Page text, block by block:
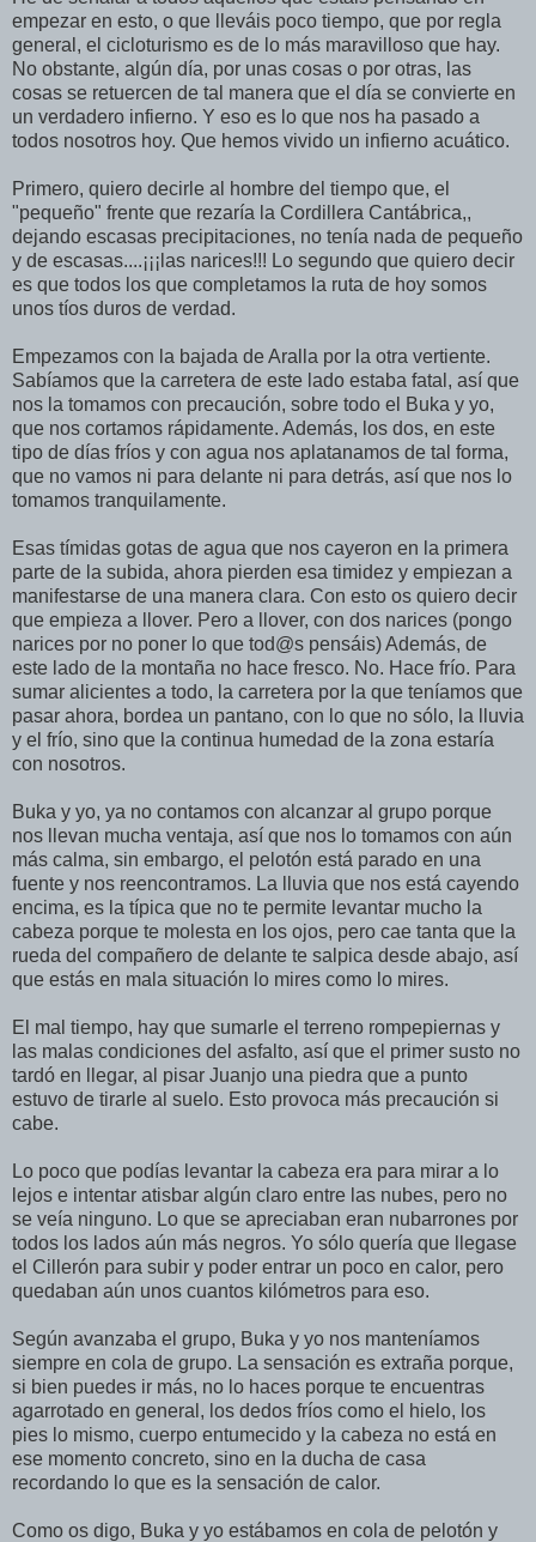
empezar en esto, o que lleváis poco tiempo, que por regla
general, el cicloturismo es de lo más maravilloso que hay.
No obstante, algún día, por unas cosas o por otras, las
cosas se retuercen de tal manera que el día se convierte en
un verdadero infierno. Y eso es lo que nos ha pasado a
todos nosotros hoy. Que hemos vivido un infierno acuático.
Primero, quiero decirle al hombre del tiempo que, el
"pequeño" frente que rezaría la Cordillera Cantábrica,,
dejando escasas precipitaciones, no tenía nada de pequeño
y de escasas....¡¡¡las narices!!! Lo segundo que quiero decir
es que todos los que completamos la ruta de hoy somos
unos tíos duros de verdad.
Empezamos con la bajada de Aralla por la otra vertiente.
Sabíamos que la carretera de este lado estaba fatal, así que
nos la tomamos con precaución, sobre todo el Buka y yo,
que nos cortamos rápidamente. Además, los dos, en este
tipo de días fríos y con agua nos aplatanamos de tal forma,
que no vamos ni para delante ni para detrás, así que nos lo
tomamos tranquilamente.
Esas tímidas gotas de agua que nos cayeron en la primera
parte de la subida, ahora pierden esa timidez y empiezan a
manifestarse de una manera clara. Con esto os quiero decir
que empieza a llover. Pero a llover, con dos narices (pongo
narices por no poner lo que tod@s pensáis) Además, de
este lado de la montaña no hace fresco. No. Hace frío. Para
sumar alicientes a todo, la carretera por la que teníamos que
pasar ahora, bordea un pantano, con lo que no sólo, la lluvia
y el frío, sino que la continua humedad de la zona estaría
con nosotros.
Buka y yo, ya no contamos con alcanzar al grupo porque
nos llevan mucha ventaja, así que nos lo tomamos con aún
más calma, sin embargo, el pelotón está parado en una
fuente y nos reencontramos. La lluvia que nos está cayendo
encima, es la típica que no te permite levantar mucho la
cabeza porque te molesta en los ojos, pero cae tanta que la
rueda del compañero de delante te salpica desde abajo, así
que estás en mala situación lo mires como lo mires.
El mal tiempo, hay que sumarle el terreno rompepiernas y
las malas condiciones del asfalto, así que el primer susto no
tardó en llegar, al pisar Juanjo una piedra que a punto
estuvo de tirarle al suelo. Esto provoca más precaución si
cabe.
Lo poco que podías levantar la cabeza era para mirar a lo
lejos e intentar atisbar algún claro entre las nubes, pero no
se veía ninguno. Lo que se apreciaban eran nubarrones por
todos los lados aún más negros. Yo sólo quería que llegase
el Cillerón para subir y poder entrar un poco en calor, pero
quedaban aún unos cuantos kilómetros para eso.
Según avanzaba el grupo, Buka y yo nos manteníamos
siempre en cola de grupo. La sensación es extraña porque,
si bien puedes ir más, no lo haces porque te encuentras
agarrotado en general, los dedos fríos como el hielo, los
pies lo mismo, cuerpo entumecido y la cabeza no está en
ese momento concreto, sino en la ducha de casa
recordando lo que es la sensación de calor.
Como os digo, Buka y yo estábamos en cola de pelotón y